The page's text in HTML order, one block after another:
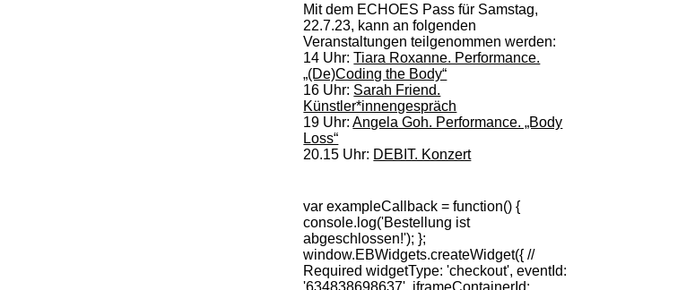
Mit dem ECHOES Pass für Samstag,
22.7.23, kann an folgenden
Veranstaltungen teilgenommen werden:
14 Uhr:Tiara Roxanne. Performance.
„(De)Coding the Body“
16 Uhr: Sarah Friend.
Künstler*innengespräch
19 Uhr:Angela Goh. Performance. „Body
Loss“
20.15 Uhr: DEBIT. Konzert
var exampleCallback = function() {
console.log('Bestellung ist
abgeschlossen!'); };
window.EBWidgets.createWidget({ //
Required widgetType: 'checkout', eventId:
'634838698637', iframeContainerId: